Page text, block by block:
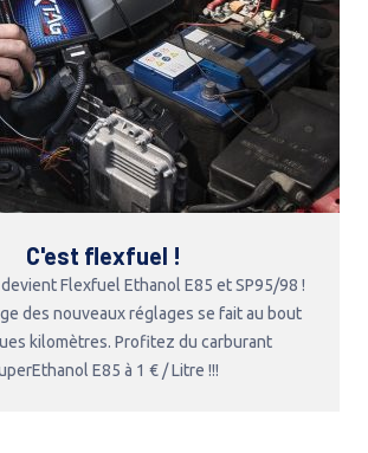
C'est flexfuel !
Flexfuel Ethanol E85 et SP95/98 !
des nouveaux réglages se fait au bout
kilomètres. Profitez du carburant
E85 à 1 € / Litre !!!